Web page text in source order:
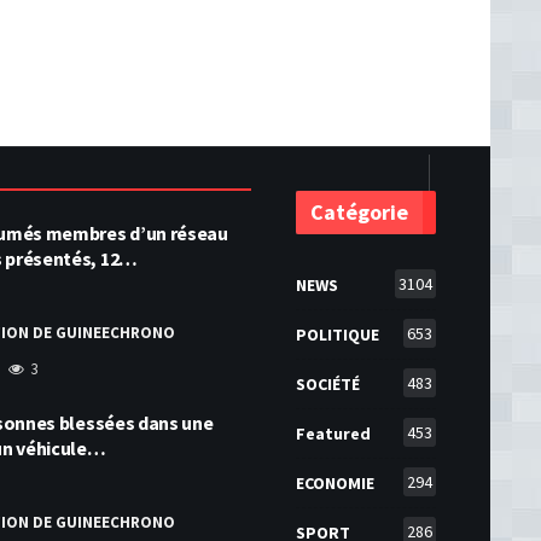
membres d’un réseau
présentés, 12…
DE GUINEECHRONO
3
blessées dans une
véhicule…
DE GUINEECHRONO
Catégorie
NEWS 3104
POLITIQUE 653
SOCIÉTÉ 483
Featured 453
ECONOMIE 294
SPORT 286